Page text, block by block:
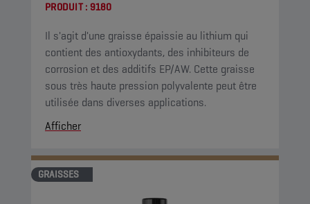
PRODUIT : 9180
Il s'agit d'une graisse épaissie au lithium qui
contient des antioxydants, des inhibiteurs de
corrosion et des additifs EP/AW. Cette graisse
sous très haute pression polyvalente peut être
utilisée dans diverses applications.
Afficher
GRAISSES